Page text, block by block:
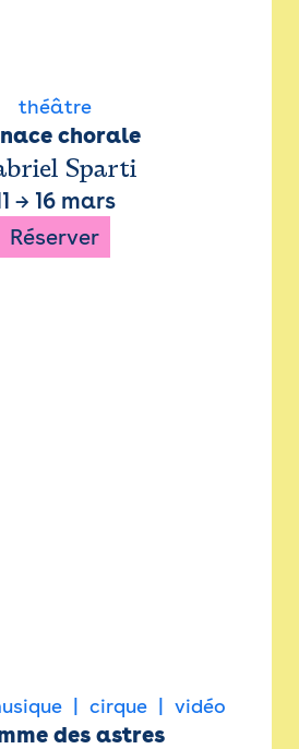
théâtre
chorale
Sparti
→ 16 mars
Réserver
cirque vidéo
des astres